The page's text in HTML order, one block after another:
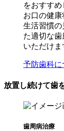
をおすすめ
お口の健
生活習慣
た適切な
いただけま
予防歯科に
放置し続けて歯
歯周病治療